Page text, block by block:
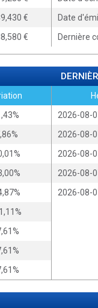
Date
Dernière
2026-08-
2026-08-
2026-08-
2026-08-
2026-08-